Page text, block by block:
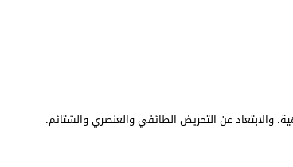
والابتعاد عن التحريض الطائفي والعنصري والشتائم.